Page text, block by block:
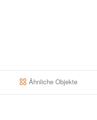
Ähnliche Objekte